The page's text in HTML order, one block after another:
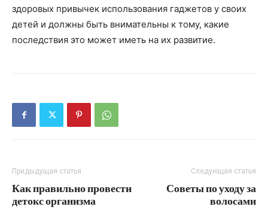
здоровых привычек использования гаджетов у своих
детей и должны быть внимательны к тому, какие
последствия это может иметь на их развитие.
Предыдущая статья
Как правильно провести
детокс организма
Следующая статья
Советы по уходу за
волосами